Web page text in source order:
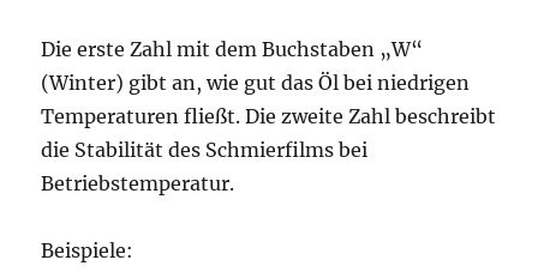
Die erste Zahl mit dem Buchstaben „W“
(Winter) gibt an, wie gut das Öl bei niedrigen
Temperaturen fließt. Die zweite Zahl beschreibt
die Stabilität des Schmierfilms bei
Betriebstemperatur.
Beispiele: